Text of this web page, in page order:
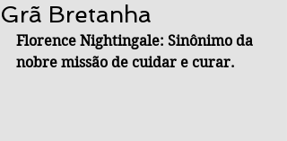
Grã Bretanha
Florence Nightingale: Sinônimo da
nobre missão de cuidar e curar.